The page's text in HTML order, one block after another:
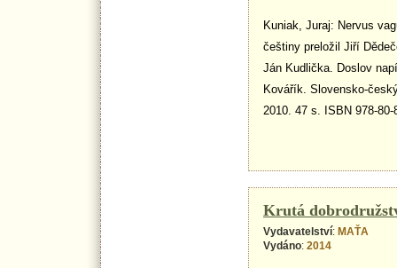
Kuniak, Juraj: Nervus
češtiny preložil Jiří
Ján Kudlička. Doslov
Kovářík. Slovensko-
2010. 47 s. ISBN 978-80-
Krutá
Vydavatelství: MAŤA
Vydáno: 2014